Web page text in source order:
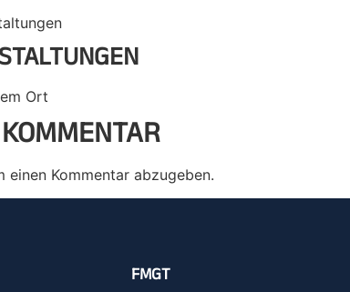
Ort
einen Kommentar abzugeben.
FMGT